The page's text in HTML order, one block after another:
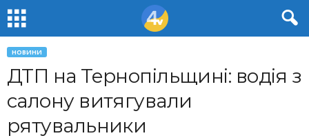
НОВИНИ
ДТП на Тернопільщині: водія з
салону витягували
рятувальники